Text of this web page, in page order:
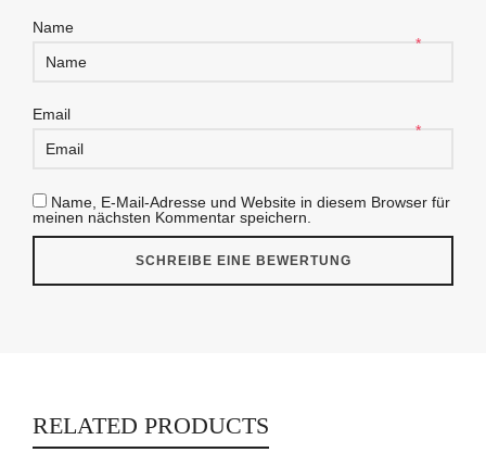
Name
*
Email
*
Name, E-Mail-Adresse und Website in diesem Browser für
meinen nächsten Kommentar speichern.
RELATED PRODUCTS